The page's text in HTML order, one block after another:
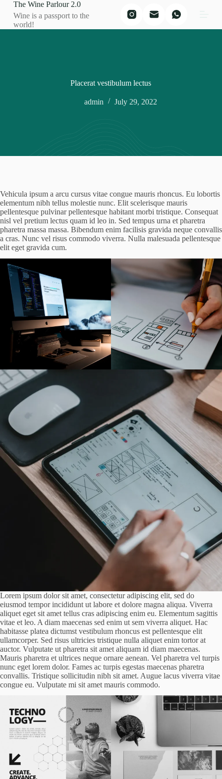
The Wine Parlour 2.0
Wine is a passport to the
world!
Placerat vestibulum lectus
admin July 29, 2022
Vehicula ipsum a arcu cursus vitae congue mauris rhoncus. Eu lobortis
elementum nibh tellus molestie nunc. Elit scelerisque mauris
pellentesque pulvinar pellentesque habitant morbi tristique. Consequat
nisl vel pretium lectus quam id leo in. Sed tempus urna et pharetra
pharetra massa massa. Bibendum enim facilisis gravida neque convallis
a cras. Nunc vel risus commodo viverra. Nulla malesuada pellentesque
elit eget gravida cum.
Lorem ipsum dolor sit amet, consectetur adipiscing elit, sed do
eiusmod tempor incididunt ut labore et dolore magna aliqua. Viverra
aliquet eget sit amet tellus cras adipiscing enim eu. Elementum sagittis
vitae et leo. A diam maecenas sed enim ut sem viverra aliquet. Hac
habitasse platea dictumst vestibulum rhoncus est pellentesque elit
ullamcorper. Sed risus ultricies tristique nulla aliquet enim tortor at
auctor. Vulputate ut pharetra sit amet aliquam id diam maecenas.
Mauris pharetra et ultrices neque ornare aenean. Vel pharetra vel turpis
nunc eget lorem dolor. Fames ac turpis egestas maecenas pharetra
convallis. Tristique sollicitudin nibh sit amet. Augue lacus viverra vitae
congue eu. Vulputate mi sit amet mauris commodo.